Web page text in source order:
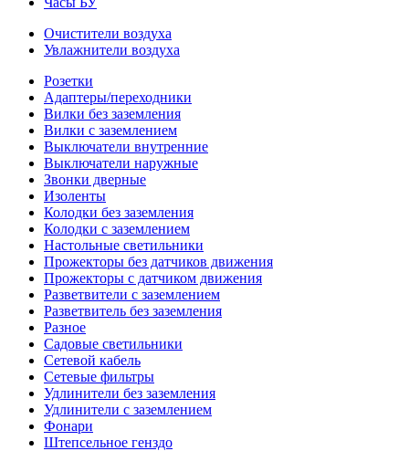
Очистители воздуха
Увлажнители воздуха
Розетки
Адаптеры/переходники
Вилки без заземления
Вилки с заземлением
Выключатели внутренние
Выключатели наружные
Звонки дверные
Изоленты
Колодки без заземления
Колодки с заземлением
Настольные светильники
Прожекторы без датчиков движения
Прожекторы с датчиком движения
Разветвители с заземлением
Разветвитель без заземления
Разное
Садовые светильники
Сетевой кабель
Сетевые фильтры
Удлинители без заземления
Удлинители с заземлением
Фонари
Штепсельное генздо